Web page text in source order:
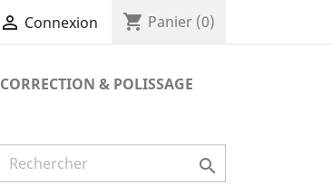
 Connexion shopping_cart Panier (0)
CORRECTION & POLISSAGE
